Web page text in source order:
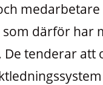
medarbetare
därför har
tenderar att